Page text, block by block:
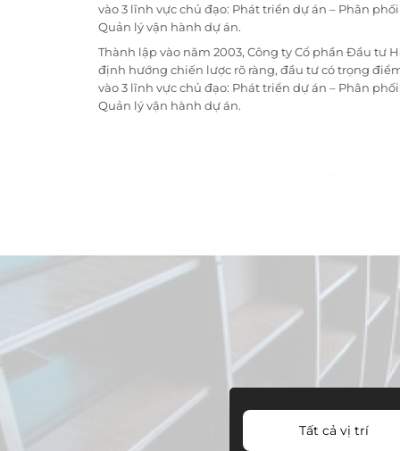
vào 3 lĩnh vực chủ đạo: Phát triển dự án – Phân
Quản lý vận hành dự án.
Thành lập vào năm 2003, Công ty Cổ phần Đầu tư
định hướng chiến lược rõ ràng, đầu tư có trọng
vào 3 lĩnh vực chủ đạo: Phát triển dự án – Phân
Quản lý vận hành dự án.
Tất cả vị trí